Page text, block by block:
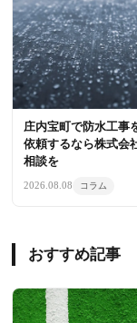
庄内宝町で防水工事
依頼するなら株式会
相談を
2026.08.08 コラム
おすすめ記事